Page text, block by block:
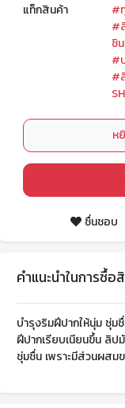
แท็กสินค้า #
#
ชิ
#
#
ห
ชื่นชอบ
คำแนะนำในการซื้อ
บำรุงริมฝีปากให้นุ่ม ชุ่ม
ฝีปากเรียบเนียนขึ้น ลิป
ชุ่มชื่น เพราะมีส่วนผส